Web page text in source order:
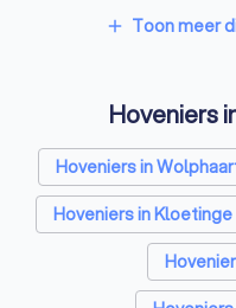
Zonwering
add Toon meer
Hoveniers
Hoveniers in
Hoveniers in Kloetinge